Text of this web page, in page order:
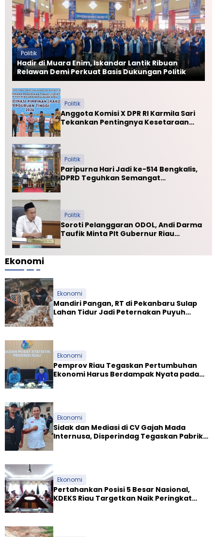
Politik
Hadir di Muara Enim, Iskandar Lantik Ribuan
Relawan Demi Perkuat Basis Dukungan Politik
Politik
Anggota Komisi X DPR RI Karmila Sari
Tekankan Pentingnya Kesetaraan
Politik
Paripurna Hari Jadi ke-514 Bengkalis,
DPRD Teguhkan Semangat
Politik
Soroti Pelanggaran ODOL, Andi Darma
Taufik Minta Plt Gubernur Riau
Ekonomi
Ekonomi
Mandiri Pangan, RT di Pekanbaru Sulap
Lahan Tidur Jadi Peternakan Puyuh
Ekonomi
Pemprov Riau Tegaskan Pertumbuhan
Ekonomi Harus Berdampak Nyata pada
Ekonomi
Sidak dan Mediasi di CV Gajah Mada
Internusa, Disperindag Tegaskan Pabrik
Ekonomi
Pertahankan Posisi 5 Besar Nasional,
KDEKS Riau Targetkan Naik Peringkat